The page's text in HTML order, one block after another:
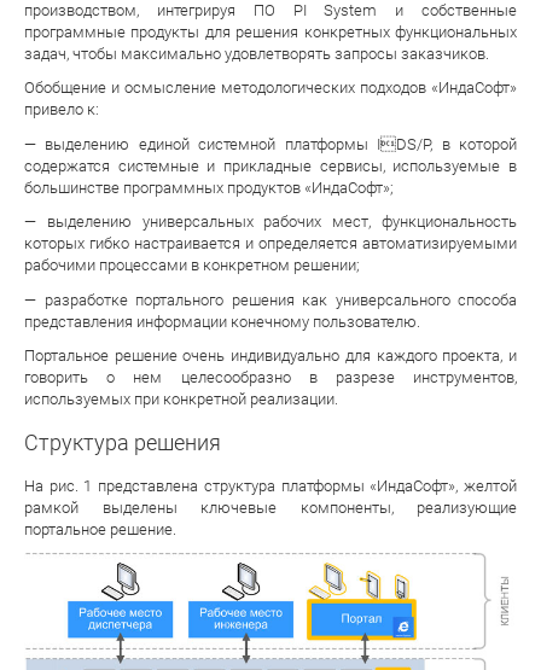
производством, интегрируя ПО PI System и собственные
программные продукты для решения конкретных функциональных
задач, чтобы максимально удовлетворять запросы заказчиков.
Обобщение и осмысление методологических подходов «ИндаСофт»
привело к:
— выделению единой системной платформы IDS/P, в которой
содержатся системные и прикладные сервисы, используемые в
большинстве программных продуктов «ИндаСофт»;
— выделению универсальных рабочих мест, функциональность
которых гибко настраивается и определяется автоматизируемыми
рабочими процессами в конкретном решении;
— разработке портального решения как универсального способа
представления информации конечному пользователю.
Портальное решение очень индивидуально для каждого проекта, и
говорить о нем целесообразно в разрезе инструментов,
используемых при конкретной реализации.
Структура решения
На рис. 1 представлена структура платформы «ИндаСофт», желтой
рамкой выделены ключевые компоненты, реализующие
портальное решение.